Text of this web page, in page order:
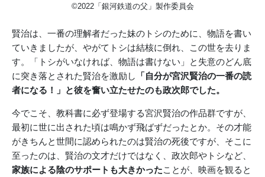
©2022「銀河鉄道の父」製作委員会
賢治は、一番の理解者だった妹のトシのために、物語を書い
ていきましたが、やがてトシは結核に倒れ、この世を去りま
す。「トシがいなければ、物語は書けない」と失意のどん底
に突き落とされた賢治を激励し
「自分が宮沢賢治の一番の読
者になる！」と彼を奮い立たせたのも政次郎でした。
今でこそ、教科書に必ず登場する宮沢賢治の作品群ですが、
最初に世に出された頃は鳴かず飛ばずだったとか。その才能
がきちんと世間に認められたのは賢治の死後ですが、そこに
至ったのは、賢治の文才だけではなく、政次郎やトシなど、
家族による陰のサポートも大きかったことが、映画を観ると